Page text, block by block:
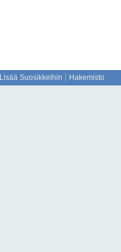
Lisää Suosikkeihin Hakemisto